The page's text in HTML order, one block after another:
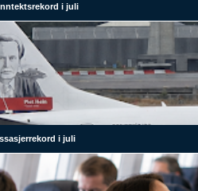
i juli
i juli